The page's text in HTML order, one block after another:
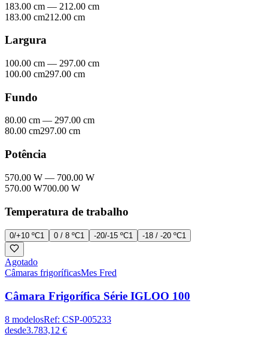
183.00 cm — 212.00 cm
183.00 cm212.00 cm
Largura
100.00 cm — 297.00 cm
100.00 cm297.00 cm
Fundo
80.00 cm — 297.00 cm
80.00 cm297.00 cm
Potência
570.00 W — 700.00 W
570.00 W700.00 W
Temperatura de trabalho
0/+10 ºC1 0 / 8 ºC1 -20/-15 ºC1 -18 / -20 ºC1
Agotado
Câmaras frigoríficasMes Fred
Câmara Frigorífica Série IGLOO 100
8 modelosRef: CSP-005233
desde3.783,12 €